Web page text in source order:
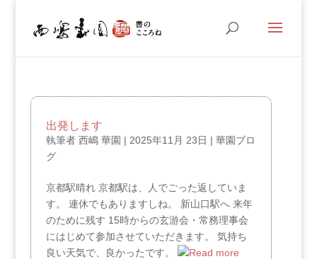
出発します
執筆者 西嶋 華園 | 2025年11月 23日 | 華園ブロ
グ
京都駅晴れ 京都駅は、人でごった返していま
す。 連休でもありますしね。 新山口駅へ 来年
のために残す 15時からの玄游会・常務理事会
にはじめて参加させていただきます。 気持ち
良い天気で、良かったです。